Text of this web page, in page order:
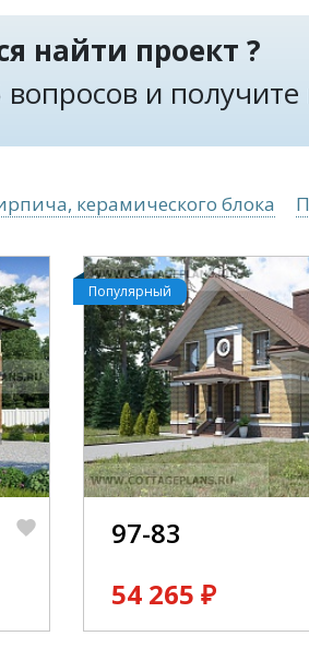
найти проект ?
вопросов и
керамического блока
Популярный
97-83
54 265 ₽